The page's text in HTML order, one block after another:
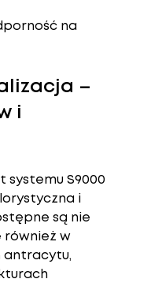
na
–
i
systemu S9000
i
są nie
również w
antracytu,